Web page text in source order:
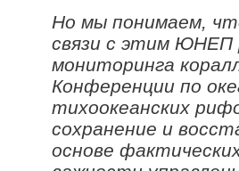
Но мы понимаем,
связи с этим ЮНЕП
мониторинга
Конференции по
тихоокеанских
сохранение и
основе